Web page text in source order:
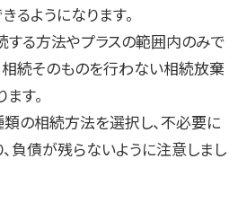
るようになります。
る方法やプラスの範囲内のみで
続そのものを行わない相続放棄
す。
の相続方法を選択し、不必要に
負債が残らないように注意しまし